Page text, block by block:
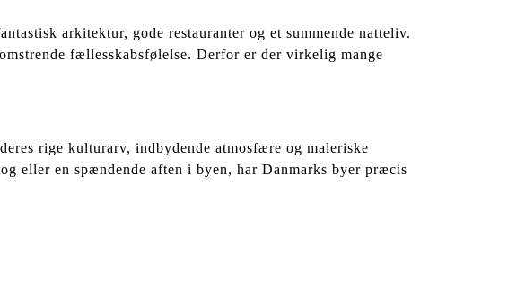
arkitektur, gode restauranter og et summende natteliv.
fællesskabsfølelse. Derfor er der virkelig mange
rige kulturarv, indbydende atmosfære og maleriske
eller en spændende aften i byen, har Danmarks byer præcis